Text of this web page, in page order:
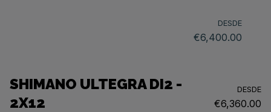
DESDE
€6,400.00
SHIMANO ULTEGRA DI2 -
2X12
DESDE
€6,360.00